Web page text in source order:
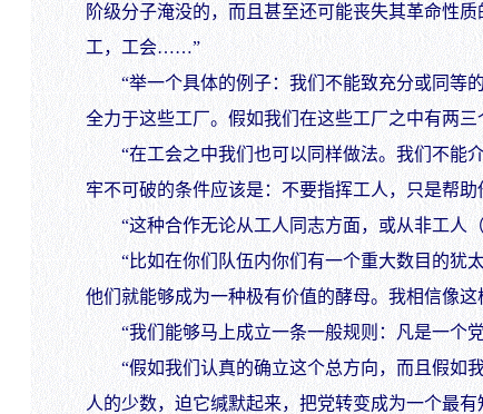
阶级分子淹没的，而且甚至还可能丧失其革命性
工，工会……”
“举一个具体的例子：我们不能致充分或同等的
全力于这些工厂。假如我们在这些工厂之中有两
“在工会之中我们也可以同样做法。我们不能介
牢不可破的条件应该是：不要指挥工人，只是帮
“这种合作无论从工人同志方面，或从非工人（
“比如在你们队伍内你们有一个重大数目的犹太
他们就能够成为一种极有价值的酵母。我相信像
“我们能够马上成立一条一般规则：凡是一个党
“假如我们认真的确立这个总方向，而且假如我
人的少数，迫它缄默起来，把党转变成为一个最